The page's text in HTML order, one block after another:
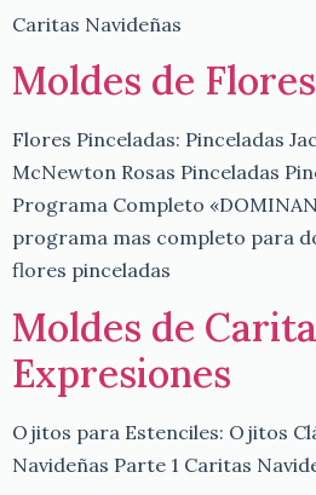
Caritas Navideñas
Moldes de
Flores Pinceladas: Pinceladas
McNewton Rosas Pinceladas
Programa Completo
programa mas completo para
flores pinceladas
Moldes de
Expresiones
Ojitos para Estenciles: Ojitos
Navideñas Parte 1 Caritas